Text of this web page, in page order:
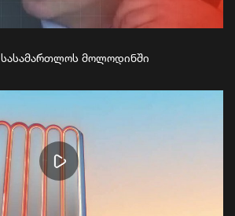
მოლოდინში